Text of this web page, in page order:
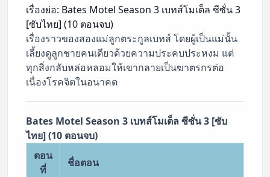
เรื่องย่อ: Bates Motel Season 3 เบทส์โมเต็ล ซีซั่น 3
[ซับไทย] (10 ตอนจบ)
เรื่องราวของสองแม่ลูกตระกูลเบทส์ โดยผู้เป็นแม่นั้น
เลี้ยงดูลูกชายคนเดียวด้วยความประคบประหงม แต่
ทุกสิ่งกลับหล่อหลอมให้เขากลายเป็นฆาตรกรต่อ
เนื่องโรคจิตในอนาคต
Bates Motel Season 3 เบทส์โมเต็ล ซีซั่น 3 [ซับ
ไทย] (10 ตอนจบ)
ตอน
ที่
ชื่อตอน